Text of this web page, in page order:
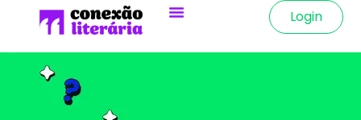
Login